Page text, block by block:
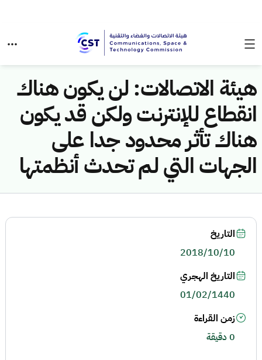
هيئة الاتصالات: لن يكون هناك
انقطاع للإنترنت ولكن قد يكون
هناك تأثر محدود جدا على
الجهات التي لم تحدث أنظمتها
التاريخ
2018/10/10
التاريخ الهجري
01/02/1440
زمن القراءة
0 دقيقة